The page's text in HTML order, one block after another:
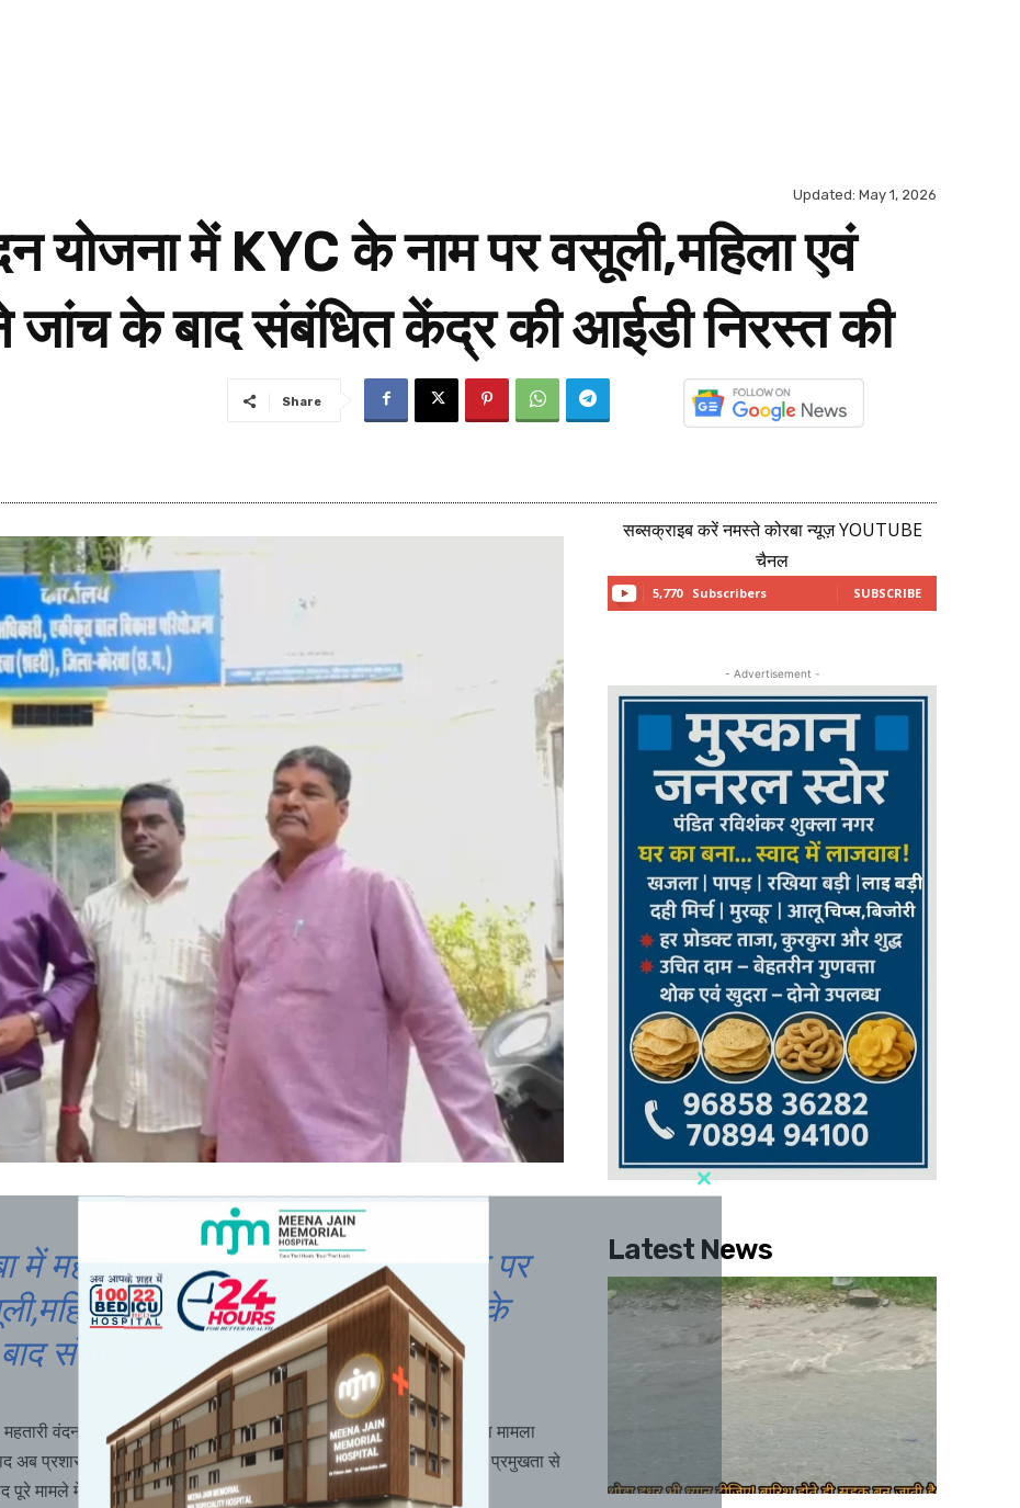
Updated: May 1, 2026
योजना में KYC के नाम पर वसूली,महिला एवं
जांच के बाद संबंधित केंद्र की आईडी निरस्त की
Share
में महातारी वंदन योजना में KYC के नाम पर
एवं बाल विकास विभाग ने जांच के
बाद संबंधित केंद्र की आईडी निरस्त की
वंदन योजना के तहत ई-केवाईसी प्रक्रिया में महिलाओं से अवैध वसूली का मामला
अब प्रशासन ने सख्त रुख अपनाया है। इस मुद्दे को नमस्ते कोरबा समाचार द्वारा प्रमुखता से
पूरे मामले में तेजी से कार्रवाई हुई है।
सब्सक्राइब करें नमस्ते कोरबा न्यूज़ YOUTUBE
चैनल
5,770 Subscribers SUBSCRIBE
- Advertisement -
Latest News